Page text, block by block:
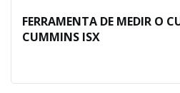
FERRAMENTA DE MEDIR O
CUMMINS ISX